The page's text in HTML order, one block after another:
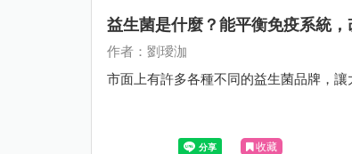
益生菌是什麼？能平衡免疫系統，
作者：劉璦泇
市面上有許多各種不同的益生菌品牌，
收藏